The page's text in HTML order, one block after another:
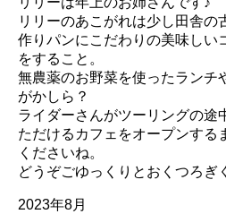
リリーのあこがれは少し田舎の
作りパンにこだわりの美味しい
をすること。
無農薬のお野菜を使ったランチ
がかしら？
ライダーさんがツーリングの途
ただけるカフェをオープンする
くださいね。
どうぞごゆっくりとおくつろぎ
2023年8月